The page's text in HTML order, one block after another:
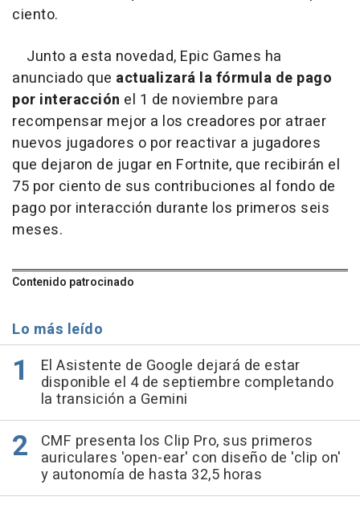
ciento.
Junto a esta novedad, Epic Games ha
anunciado que actualizará la fórmula de pago
por interacción el 1 de noviembre para
recompensar mejor a los creadores por atraer
nuevos jugadores o por reactivar a jugadores
que dejaron de jugar en Fortnite, que recibirán el
75 por ciento de sus contribuciones al fondo de
pago por interacción durante los primeros seis
meses.
Contenido patrocinado
Lo más leído
El Asistente de Google dejará de estar
disponible el 4 de septiembre completando
la transición a Gemini
CMF presenta los Clip Pro, sus primeros
auriculares 'open-ear' con diseño de 'clip on'
y autonomía de hasta 32,5 horas